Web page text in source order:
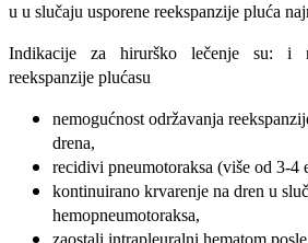
u u slučaju usporene re­ekspanzije pluća
Indikacije za hirurško lečenje su: i
reekspanzije plućasu
nemogućnost održavanja
drena,
recidivi pneumotoraksa (više od 3-4
kontinuirano krvarenje na dren u
hemopneumotoraksa,
zaostali intrapleuralni hematom